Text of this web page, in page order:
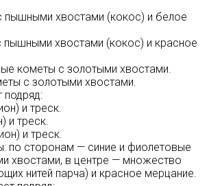
пышными хвостами (кокос) и белое
пышными хвостами (кокос) и красное
кометы с золотыми хвостами.
с золотыми хвостами.
подряд:
и треск.
и треск.
и треск.
по сторонам — синие и фиолетовые
хвостами, в центре — множество
нитей парча) и красное мерцание.